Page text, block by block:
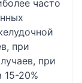
часто
при
при
15-20%